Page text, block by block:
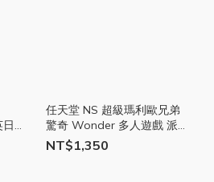
任天堂 NS 超級瑪利歐兄弟
驚奇 Wonder 多人遊戲 派對
遊戲 亞中版 繁體中文版
Switch遊戲片 馬力歐兄弟
NT$1,350